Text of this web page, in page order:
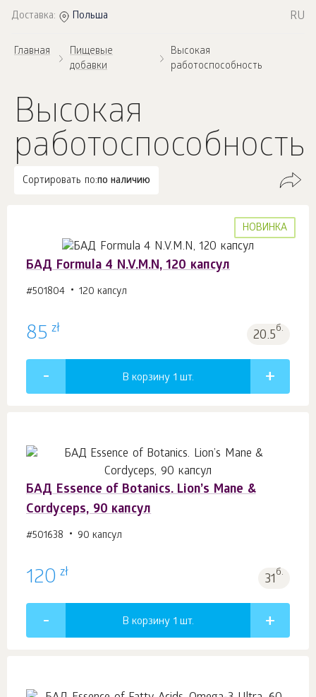
Доставка: Польша RU
Главная
Пищевые
добавки
Высокая
работоспособность
Высокая
работоспособность
Сортировать по:по наличию
НОВИНКА
БАД Formula 4 N.V.M.N, 120 капсул
#501804 120 капсул
85 zł 20.5б.
В корзину 1 шт.
БАД Essence of Botanics. Lion’s Mane &
Сordyceps, 90 капсул
#501638 90 капсул
120 zł 31б.
В корзину 1 шт.